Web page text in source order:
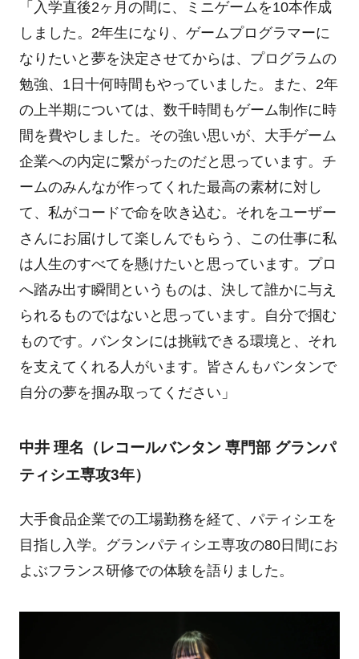
「入学直後2ヶ月の間に、ミニゲームを10本作成
しました。2年生になり、ゲームプログラマーに
なりたいと夢を決定させてからは、プログラムの
勉強、1日十何時間もやっていました。また、2年
の上半期については、数千時間もゲーム制作に時
間を費やしました。その強い思いが、大手ゲーム
企業への内定に繋がったのだと思っています。チ
ームのみんなが作ってくれた最高の素材に対し
て、私がコードで命を吹き込む。それをユーザー
さんにお届けして楽しんでもらう、この仕事に私
は人生のすべてを懸けたいと思っています。プロ
へ踏み出す瞬間というものは、決して誰かに与え
られるものではないと思っています。自分で掴む
ものです。バンタンには挑戦できる環境と、それ
を支えてくれる人がいます。皆さんもバンタンで
自分の夢を掴み取ってください」
中井 理名（レコールバンタン 専門部 グランパ
ティシエ専攻3年）
大手食品企業での工場勤務を経て、パティシエを
目指し入学。グランパティシエ専攻の80日間にお
よぶフランス研修での体験を語りました。